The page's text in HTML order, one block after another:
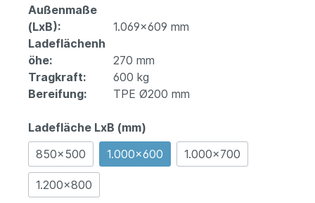
Außenmaße
(LxB):
1.069x609 mm
Ladeflächenh
öhe:
270 mm
Tragkraft:
600 kg
Bereifung:
TPE Ø200 mm
Ladefläche LxB (mm)
850x500
1.000x600 1.000x700
1.200x800